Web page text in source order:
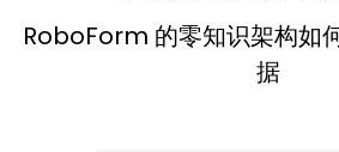
RoboForm 的零知识架构如
据